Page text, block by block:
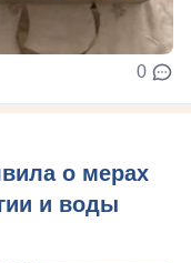
0
о мерах
и воды